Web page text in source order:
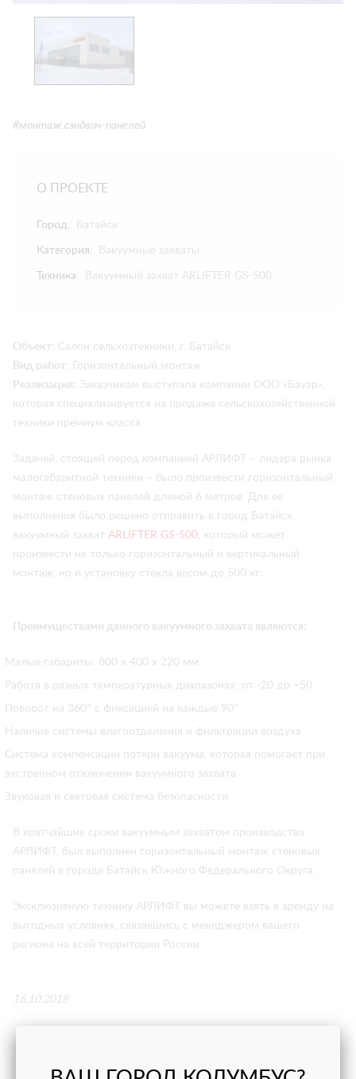
#монтаж сэндвич-панелей
О ПРОЕКТЕ
Город: Батайск
Категория: Вакуумные захваты
Техника: Вакуумный захват ARLIFTER GS-500
Объект: Салон сельхозтехники, г. Батайск
Вид работ:
Горизонтальный монтаж
Реализация: Заказчиком выступала компании ООО «Бауэр»,
которая специализируется на продаже сельскохозяйственной
техники премиум класса.
Задачей, стоящей перед компанией АРЛИФТ – лидера рынка
малогабаритной техники – было произвести горизонтальный
монтаж стеновых панелей длиной 6 метров. Для ее
выполнения было решено отправить в город Батайск
вакуумный захват ARLIFTER GS-500, который может
произвести не только горизонтальный и вертикальный
монтаж, но и установку стекла весом до 500 кг.
Преимуществами данного вакуумного захвата являются:
Малые габариты: 800 х 400 х 220 мм
Работа в разных температурных диапазонах: от -20 до +50
Поворот на 360° с фиксацией на каждые 90°
Наличие системы влагоотделения и фильтрации воздуха
Система компенсации потери вакуума, которая помогает при
экстренном отключении вакуумного захвата
Звуковая и световая система безопасности
В кратчайшие сроки вакуумным захватом производства
АРЛИФТ, был выполнен горизонтальный монтаж стеновых
панелей в городе Батайск Южного Федерального Округа.
Эксклюзивную технику АРЛИФТ вы можете взять в аренду на
выгодных условиях, связавшись с менеджером вашего
региона на всей территории России.
16.10.2018